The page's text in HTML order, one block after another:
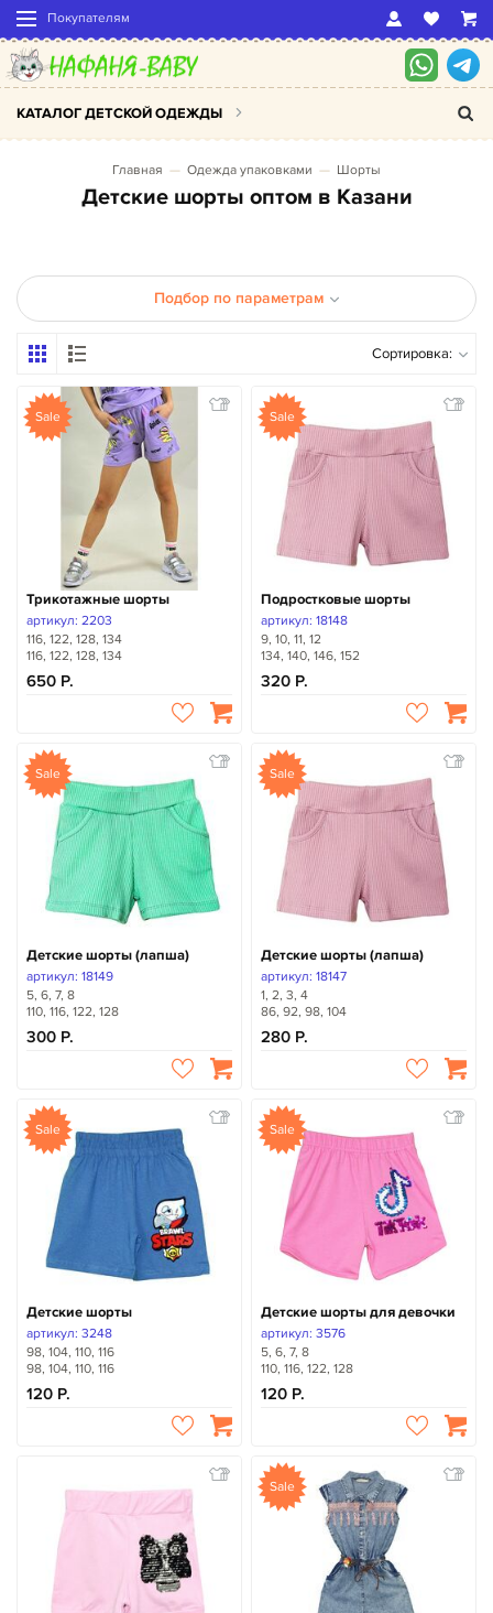
Покупателям
КАТАЛОГ ДЕТСКОЙ ОДЕЖДЫ
Главная Одежда упаковками Шорты
Детские шорты оптом в Казани
Подбор по параметрам
Сортировка:
Sale
Трикотажные шорты
артикул: 2203
116, 122, 128, 134
116, 122, 128, 134
650
Sale
Подростковые шорты
артикул: 18148
9, 10, 11, 12
134, 140, 146, 152
320
Sale
Детские шорты (лапша)
артикул: 18149
5, 6, 7, 8
110, 116, 122, 128
300
Sale
Детские шорты (лапша)
артикул: 18147
1, 2, 3, 4
86, 92, 98, 104
280
Sale
Детские шорты
артикул: 3248
98, 104, 110, 116
98, 104, 110, 116
120
Sale
Детские шорты для девочки
артикул: 3576
5, 6, 7, 8
110, 116, 122, 128
120
Sale